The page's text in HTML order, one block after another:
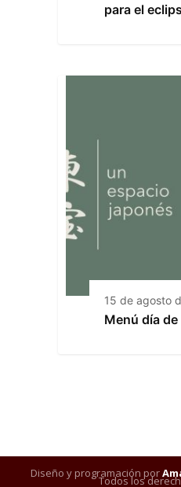
para el
15 de agosto
Menú día
Diseño y programación por
Todos los